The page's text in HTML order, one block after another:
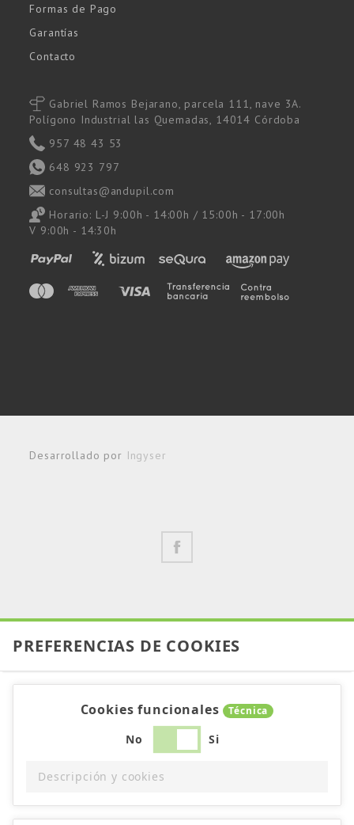
Formas de Pago
Garantías
Contacto
Gabriel Ramos Bejarano, parcela 111, nave 3A.
Polígono Industrial las Quemadas, 14014 Córdoba
957 48 43 53
648 923 797
consultas@andupil.com
Horario: L-J 9:00h - 14:00h / 15:00h - 17:00h
V 9:00h - 14:30h
Desarrollado por Ingyser
PREFERENCIAS DE COOKIES
Cookies funcionales Técnica
No Si
Descripción y cookies